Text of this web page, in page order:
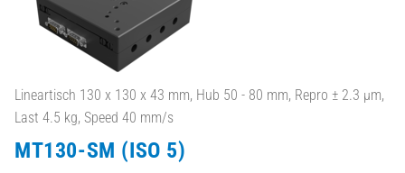
Lineartisch 130 x 130 x 43 mm, Hub 50 - 80 mm, Repro ± 2.3 µm,
Last 4.5 kg, Speed 40 mm/s
MT130-SM (ISO 5)